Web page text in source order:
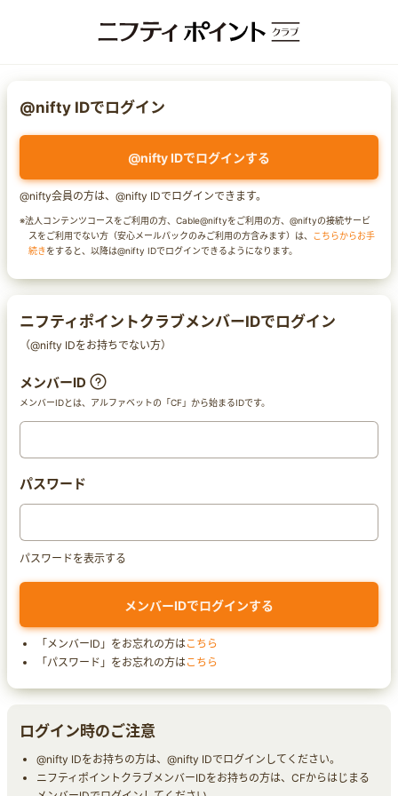
@nifty IDでログイン
@nifty IDでログインする
@nifty会員の方は、@nifty IDでログインできます。
※法人コンテンツコースをご利用の方、Cable@niftyをご利用の方、@niftyの接続サービ
スをご利用でない方（安心メールパックのみご利用の方含みます）は、 こちらからお手
続きをすると、以降は@nifty IDでログインできるようになります。
ニフティポイントクラブメンバーIDでログイン
（@nifty IDをお持ちでない方）
メンバーID
メンバーIDとは、アルファベットの「CF」から始まるIDです。
パスワード
パスワードを表示する
「メンバーID」をお忘れの方はこちら
「パスワード」をお忘れの方はこちら
ログイン時のご注意
@nifty IDをお持ちの方は、@nifty IDでログインしてください。
ニフティポイントクラブメンバーIDをお持ちの方は、CFからはじまる